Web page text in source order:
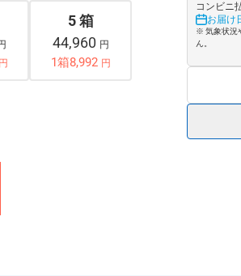
円
5 箱
44,960 円
1箱8,992 円
コンビニ
お届け
※ 気象状況
ん。